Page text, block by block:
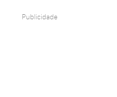
Publicidade